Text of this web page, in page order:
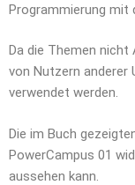
Programmierung mit
Da die Themen nicht
von Nutzern anderer
verwendet werden.
Die im Buch
PowerCampus 01
aussehen kann.